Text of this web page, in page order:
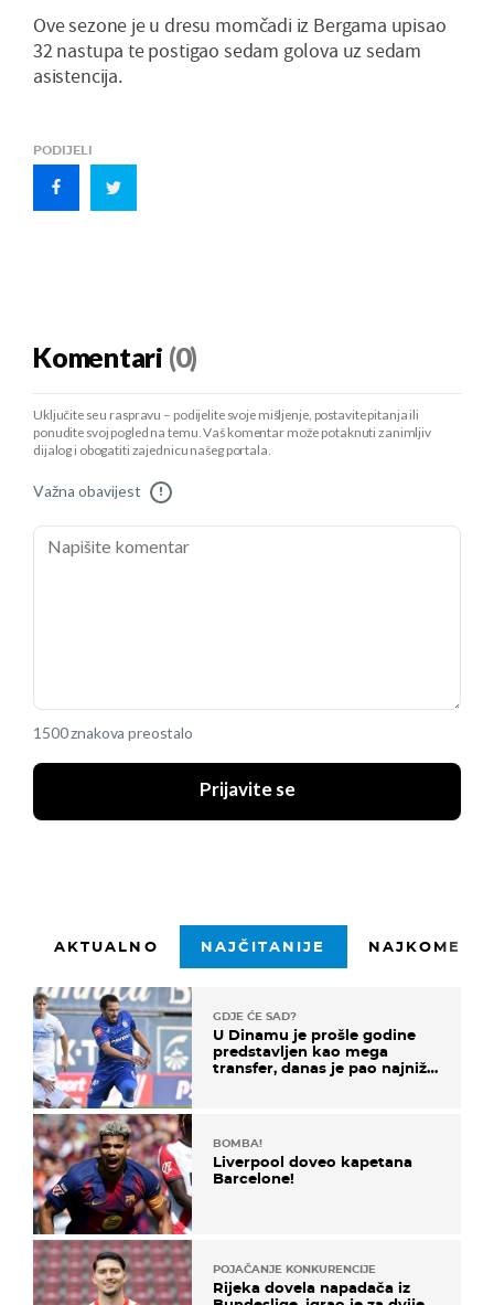
Ove sezone je u dresu momčadi iz Bergama upisao
32 nastupa te postigao sedam golova uz sedam
asistencija.
PODIJELI
Komentari (0)
Uključite se u raspravu – podijelite svoje mišljenje, postavite pitanja ili
ponudite svoj pogled na temu. Vaš komentar može potaknuti zanimljiv
dijalog i obogatiti zajednicu našeg portala.
Važna obavijest !
1500 znakova preostalo
Prijavite se
AKTUALNO NAJČITANIJE
GDJE ĆE SAD?
U Dinamu je prošle godine
predstavljen kao mega
transfer, danas je pao najniže
BOMBA!
Liverpool doveo kapetana
Barcelone!
POJAČANJE KONKURENCIJE
Rijeka dovela napadača iz